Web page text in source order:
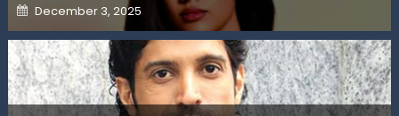
Posted
on
December 3, 2025